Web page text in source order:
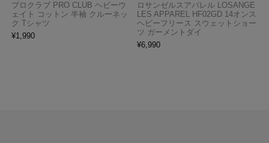
プロクラブ PRO CLUB ヘビーウ
ェイト コットン 半袖 クルーネッ
ク Tシャツ
¥1,990
ロサンゼルスアパレル LOSANGE
LES APPAREL HF02GD 14オンス
ヘビーフリース スウェットショー
ツ ガーメントダイ
¥6,990